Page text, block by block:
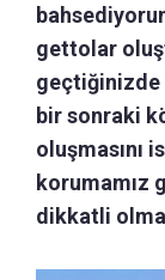
gettolar
geçtiğinizde
bir sonraki
oluşmasını
korumamız
dikkatli